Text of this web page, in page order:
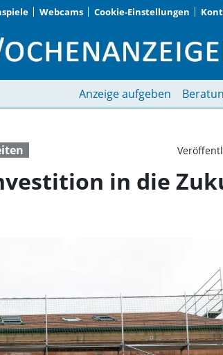
Webcams Cookie-Einstellungen
steht für eine
Anzeige aufgeben
in die